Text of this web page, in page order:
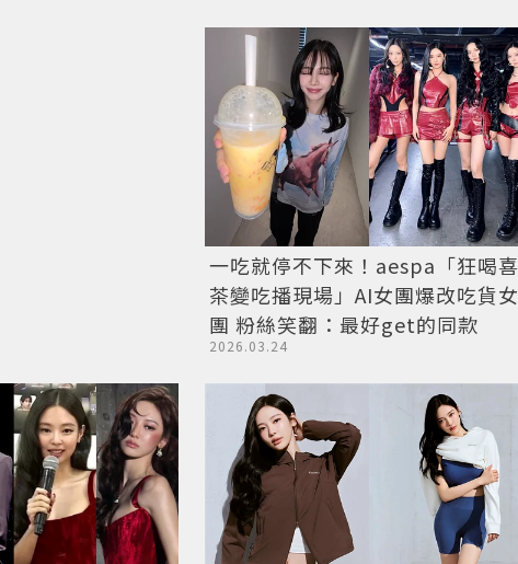
一吃就停不下來！aespa「狂喝喜
茶變吃播現場」AI女團爆改吃貨女
團 粉絲笑翻：最好get的同款
2026.03.24